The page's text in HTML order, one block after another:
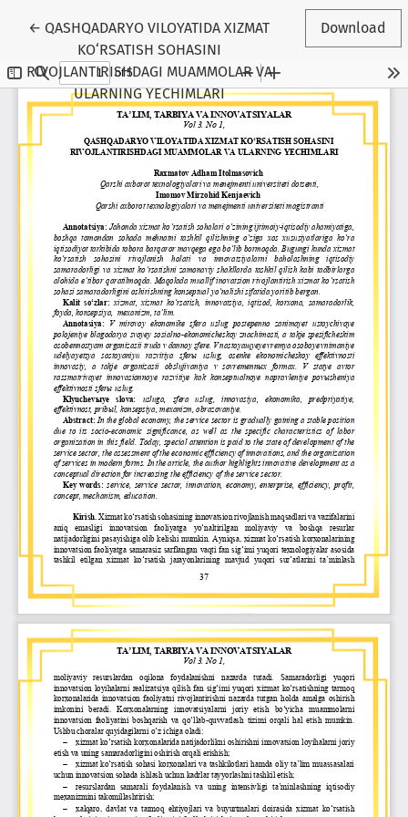
← Return to Article Details
QASHQADARYO VILOYATIDA XIZMAT
KO‘RSATISH SOHASINI
RIVOJLANTIRISHDAGI MUAMMOLAR VA
ULARNING YECHIMLARI
Download